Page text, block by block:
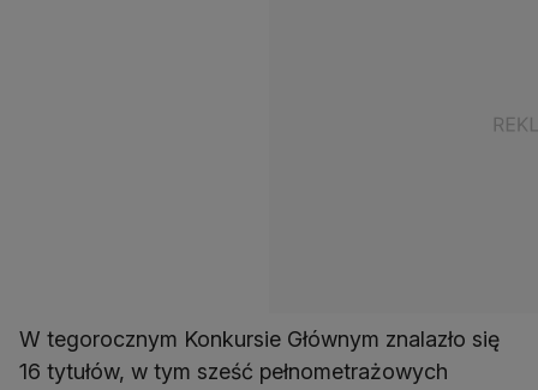
W tegorocznym Konkursie Głównym znalazło się
16 tytułów, w tym sześć pełnometrażowych